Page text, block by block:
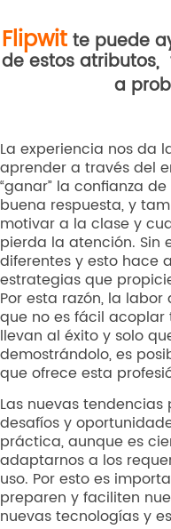
Flipwitte puede
de estos
a
La experiencia nos da
aprender a través del
“ganar” la confianza
buena respuesta, y
motivar a la clase y
pierda la atención. Sin
diferentes y esto hace
estrategias que
Por esta razón, la
que no es fácil acoplar
llevan al éxito y solo
demostrándolo, es
que ofrece esta
Las nuevas
desafíos y
práctica, aunque es
adaptarnos a los
uso. Por esto es
preparen y faciliten
nuevas tecnologías y